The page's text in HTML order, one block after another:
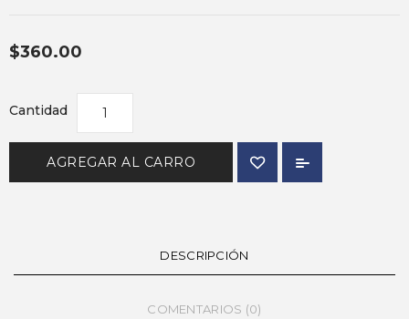
$360.00
Cantidad
AGREGAR AL CARRO
DESCRIPCIÓN
COMENTARIOS (0)